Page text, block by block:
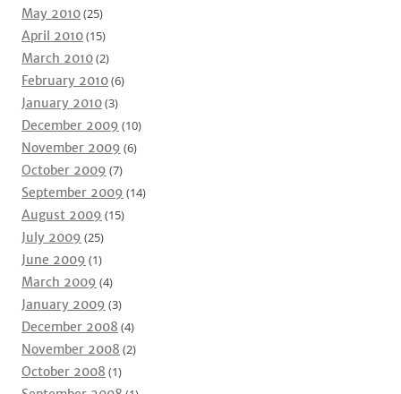
May 2010(25)
April 2010(15)
March 2010(2)
February 2010(6)
January 2010(3)
December 2009 (10)
November 2009 (6)
October 2009 (7)
September 2009 (14)
August 2009 (15)
July 2009 (25)
June 2009 (1)
March 2009 (4)
January 2009 (3)
December 2008 (4)
November 2008 (2)
October 2008 (1)